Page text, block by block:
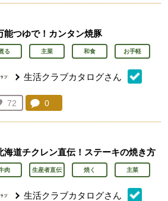
能つゆで！カンタン焼豚
る 主菜 和食 お手軽
生活クラブカタログさん
お気に入り登録：
72
人が登録
コメント：
0
海道チクレン直伝！ステーキの焼き方
肉 生産者直伝 焼く 主菜
生活クラブカタログさん